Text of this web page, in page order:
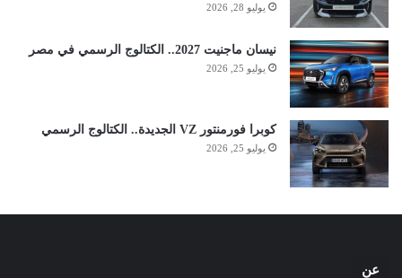
يوليو 28, 2026
نيسان ماجنيت 2027.. الكتالوج الرسمي في مصر
يوليو 25, 2026
كوبرا فورمنتور VZ الجديدة.. الكتالوج الرسمي
يوليو 25, 2026
عن